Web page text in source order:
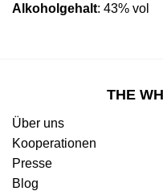
Alkoholgehalt: 43% vol
THE
Über uns
Kooperationen
Presse
Blog